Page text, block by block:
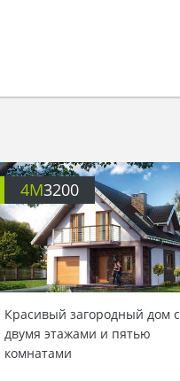
4M3200
Красивый загородный дом с
двумя этажами и пятью
комнатами